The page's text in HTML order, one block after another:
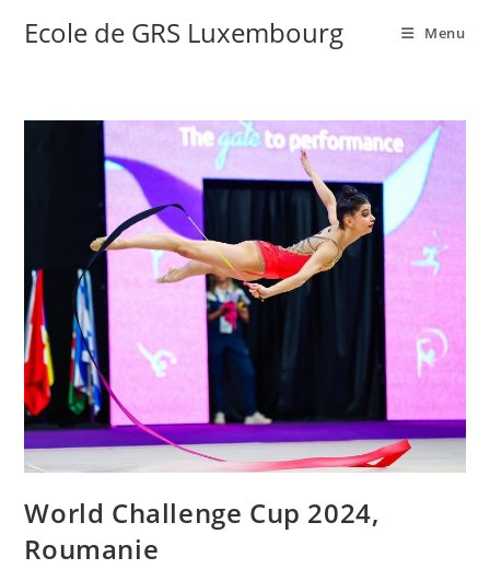
Ecole de GRS Luxembourg Menu
World Challenge Cup 2024,
Roumanie